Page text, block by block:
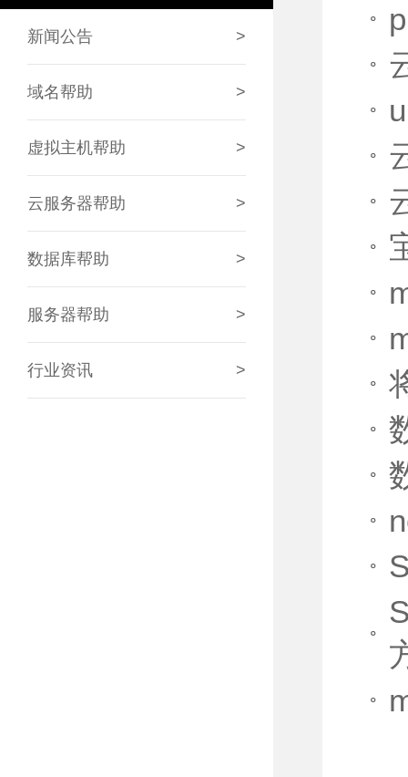
>
新闻公告
>
域名帮助
>
虚拟主机帮助
>
云服务器帮助
>
数据库帮助
>
服务器帮助
>
行业资讯